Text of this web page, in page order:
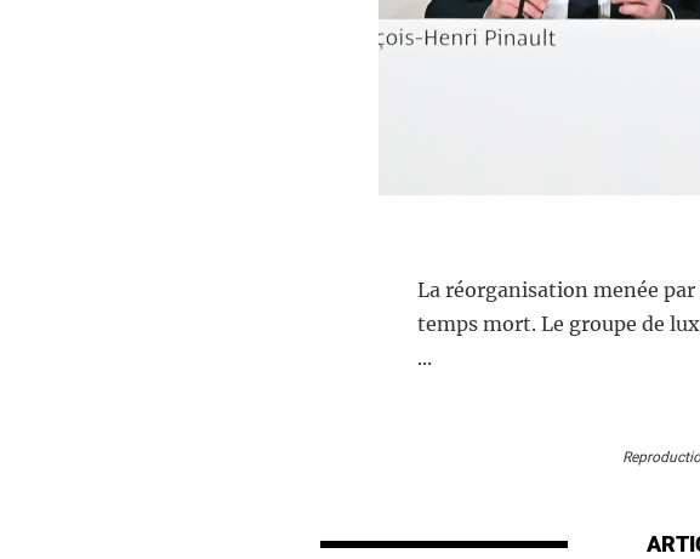
La réorganisation menée
temps mort. Le groupe de
...